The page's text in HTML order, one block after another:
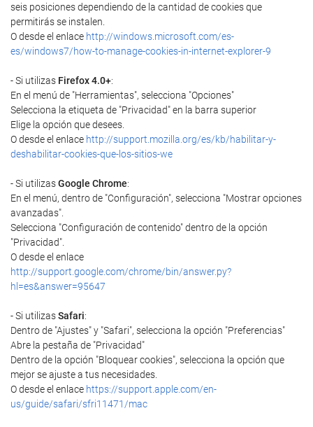
seis posiciones dependiendo de la cantidad de cookies que
permitirás se instalen.
O desde el enlace http://windows.microsoft.com/es-
es/windows7/how-to-manage-cookies-in-internet-explorer-9
- Si utilizas Firefox 4.0+:
En el menú de "Herramientas", selecciona "Opciones"
Selecciona la etiqueta de "Privacidad" en la barra superior
Elige la opción que desees.
O desde el enlace http://support.mozilla.org/es/kb/habilitar-y-
deshabilitar-cookies-que-los-sitios-we
- Si utilizasGoogle Chrome:
En el menú, dentro de "Configuración", selecciona "Mostrar opciones
avanzadas".
Selecciona "Configuración de contenido" dentro de la opción
"Privacidad".
O desde el enlace
http://support.google.com/chrome/bin/answer.py?
hl=es&answer=95647
- Si utilizasSafari:
Dentro de "Ajustes" y "Safari", selecciona la opción "Preferencias"
Abre la pestaña de "Privacidad"
Dentro de la opción "Bloquear cookies", selecciona la opción que
mejor se ajuste a tus necesidades.
O desde el enlace https://support.apple.com/en-
us/guide/safari/sfri11471/mac